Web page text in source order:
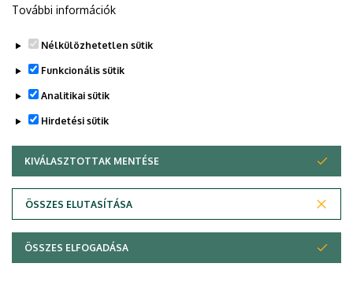
Adatvédelem
Copyright © 2026 Unideb
További információk
Nélkülözhetetlen sütik
Funkcionális sütik
Analitikai sütik
Hirdetési sütik
KIVÁLASZTOTTAK MENTÉSE
ÖSSZES ELUTASÍTÁSA
WITHDRAW CONSENT
ÖSSZES ELFOGADÁSA